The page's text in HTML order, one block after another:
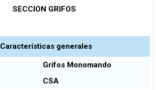
SECCION GRIFOS
Características generales
Grifos Monomando
CSA